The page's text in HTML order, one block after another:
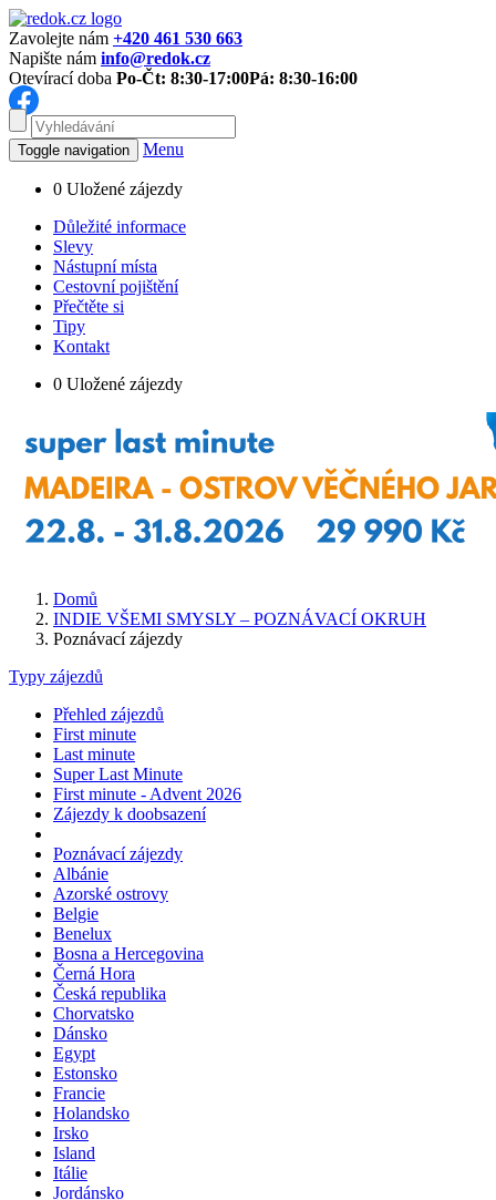
Zavolejte nám +420 461 530 663
Napište nám info@redok.cz
Otevírací doba Po-Čt: 8:30-17:00Pá: 8:30-16:00
Toggle navigation Menu
0 Uložené zájezdy
Důležité informace
Slevy
Nástupní místa
Cestovní pojištění
Přečtěte si
Tipy
Kontakt
0 Uložené zájezdy
Domů
INDIE VŠEMI SMYSLY – POZNÁVACÍ OKRUH
Poznávací zájezdy
Typy zájezdů
Přehled zájezdů
First minute
Last minute
Super Last Minute
First minute - Advent 2026
Zájezdy k doobsazení
Poznávací zájezdy
Albánie
Azorské ostrovy
Belgie
Benelux
Bosna a Hercegovina
Černá Hora
Česká republika
Chorvatsko
Dánsko
Egypt
Estonsko
Francie
Holandsko
Irsko
Island
Itálie
Jordánsko